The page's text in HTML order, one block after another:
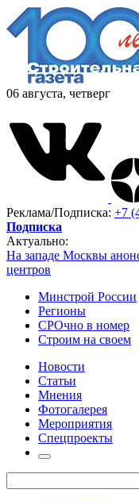
06 августа, четверг
Реклама/Подписка: +7
Подписка
Актуально:
На западе Москвы
центров
Минстрой России
Регионы
СРОчно в номер
Строим на своем
Новости
Статьи
Мнения
Фотогалерея
Мероприятия
Спецпроекты